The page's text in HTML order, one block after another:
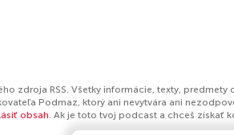
zdroja RSS. Všetky informácie, texty,
Podmaz, ktorý ani nevytvára ani
obsah. Ak je toto tvoj podcast a chceš získať